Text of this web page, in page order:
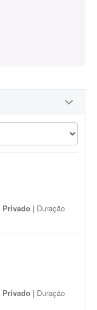
Privado | Duração
Privado | Duração